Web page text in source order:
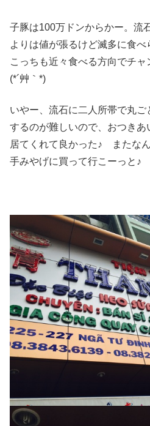
子豚は100万ドンからかー。流
よりは値が張るけど滅多に食べ
こっちも近々食べる方向でチャ
(*´艸｀*)
いやー、流石に二人所帯で丸ご
するのが難しいので、おつきあ
居てくれて良かった♪ またなん
手みやげに買って行こーっと♪